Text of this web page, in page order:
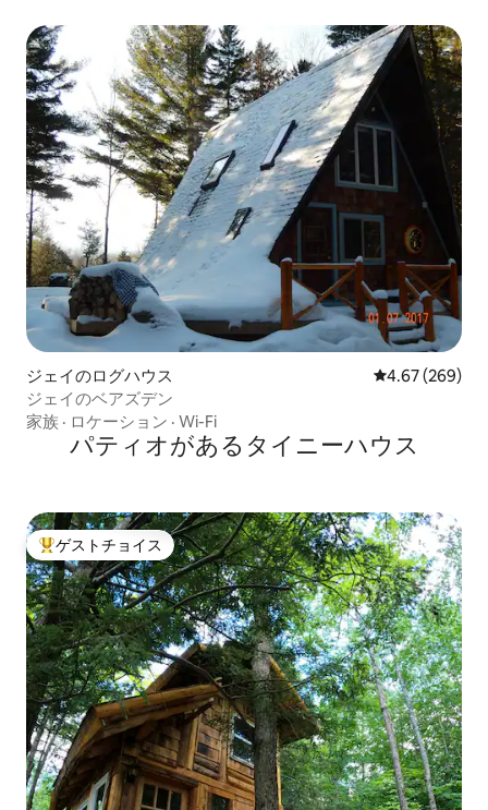
ジェイのログハウス レビュー269
4.67 (269)
ジェイのベアズデン
家族 · ロケーション · Wi-Fi
パティオがあるタイニーハウス
大好評のゲストチョイスです。
ゲストチョイス